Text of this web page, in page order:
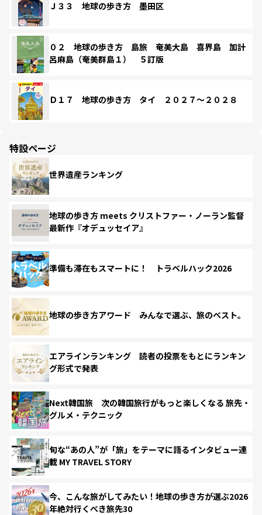
Ｊ３３ 地球の歩き方 墨田区
０２ 地球の歩き方 島旅 奄美大島 喜界島 加計
呂麻島（奄美群島１） ５訂版
Ｄ１７ 地球の歩き方 タイ ２０２７～２０２８
特設ページ
世界遺産ランキング
地球の歩き方 meets クリストファー・ノーラン監督
最新作『オデュッセイア』
準備も滞在もスマートに！ トラベルハック2026
地球の歩き方アワード みんなで選ぶ、旅のベスト。
エアラインランキング 読者の投票をもとにランキン
グ形式で発表
Next韓国旅 次の韓国旅行がもっと楽しくなる 旅先・
グルメ・テクニック
旬な“あの人”が「旅」をテーマに語るインタビュー連
載 MY TRAVEL STORY
今、こんな旅がしてみたい！地球の歩き方が選ぶ2026
年絶対行くべき旅先30